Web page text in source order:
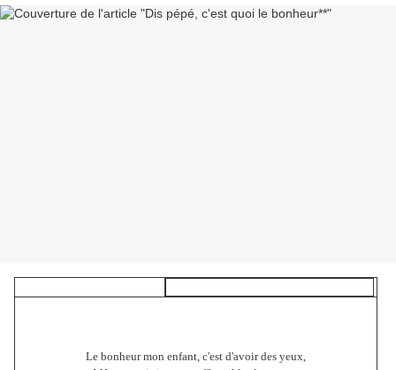
Le bonheur mon enfant, c'est d'avoir des yeux,